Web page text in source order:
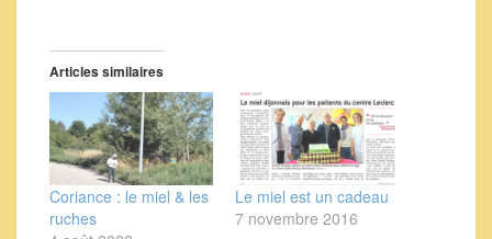
Articles similaires
Coriance : le miel & les
ruches
Le miel est un cadeau
7 novembre 2016